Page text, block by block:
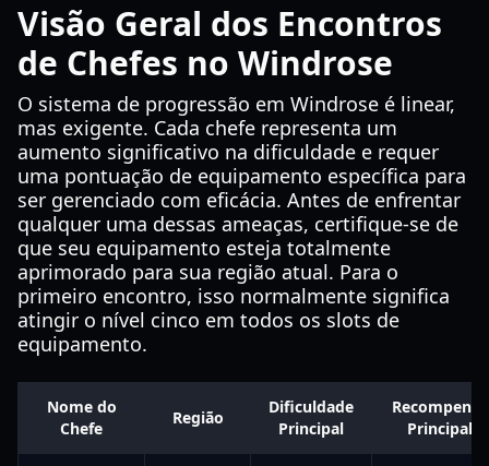
Visão Geral dos Encontros
de Chefes no Windrose
O sistema de progressão em Windrose é linear,
mas exigente. Cada chefe representa um
aumento significativo na dificuldade e requer
uma pontuação de equipamento específica para
ser gerenciado com eficácia. Antes de enfrentar
qualquer uma dessas ameaças, certifique-se de
que seu equipamento esteja totalmente
aprimorado para sua região atual. Para o
primeiro encontro, isso normalmente significa
atingir o nível cinco em todos os slots de
equipamento.
Nome do
Chefe
Região
Dificuldade
Principal
Recompensa
Principal